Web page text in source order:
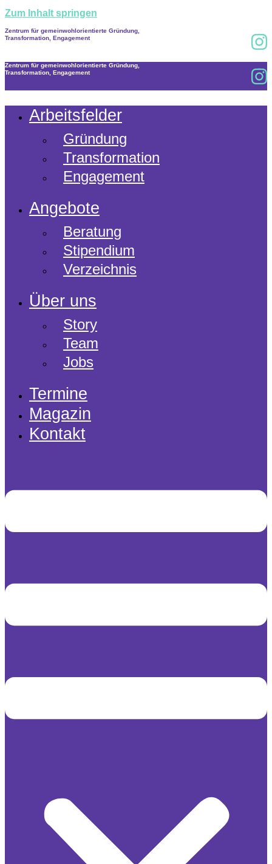
Zum Inhalt springen
Zentrum für gemeinwohlorientierte Gründung,
Transformation, Engagement
Zentrum für gemeinwohlorientierte Gründung,
Transformation, Engagement
Arbeitsfelder
Gründung
Transformation
Engagement
Angebote
Beratung
Stipendium
Verzeichnis
Über uns
Story
Team
Jobs
Termine
Magazin
Kontakt